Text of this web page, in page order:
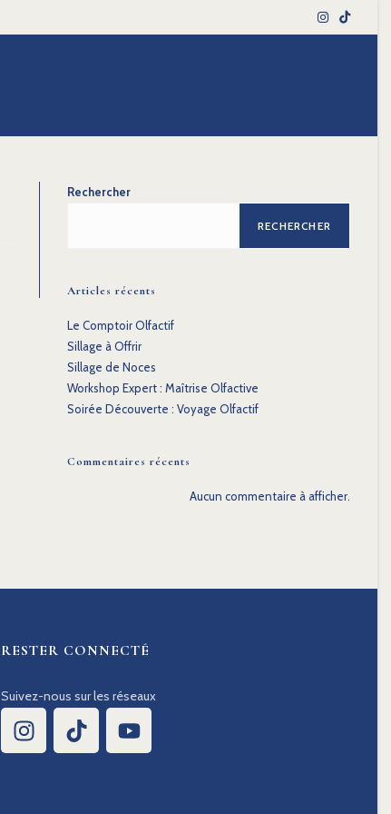
Rechercher
RECHERCHER
Articles récents
Le Comptoir Olfactif
Sillage à Offrir
Sillage de Noces
Workshop Expert : Maîtrise Olfactive
Soirée Découverte : Voyage Olfactif
Commentaires récents
Aucun commentaire à afficher.
RESTER CONNECTÉ
Suivez-nous sur les réseaux